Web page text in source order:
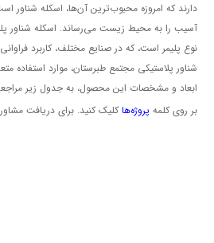
محصولات آذین
سایر محصولات
دارند که امروزه محبوب‌ترین آن‌ها، اسکله‌ شناور
نوع پلیمر است، که در صنایع مختلف، کاربرد
شناور پلاستیکی مجتمع طبرستان، موارد استفاده
ابعاد و مشخصات این محصول، به جدول زیر
بر روی کلمه پروژه‌هاکلیک کنید. برای دریافت